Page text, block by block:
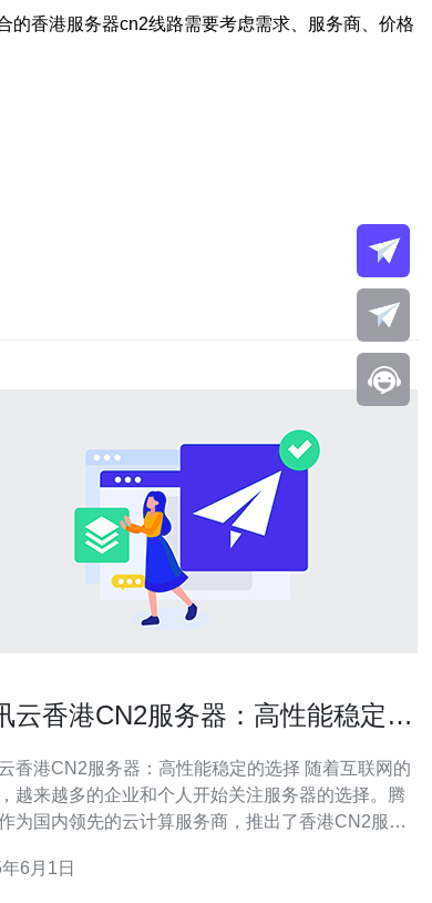
香港服务器cn2线路需要考虑需求、服务商、价格
云香港CN2服务器：高性能稳定的
香港CN2服务器：高性能稳定的选择 随着互联网的
越来越多的企业和个人开始关注服务器的选择。腾
为国内领先的云计算服务商，推出了香港CN2服务
务器采用了高性能的硬件设备，配备了先进的处理
6月1日